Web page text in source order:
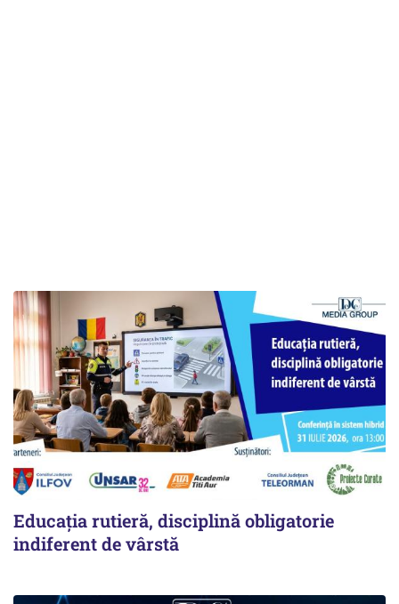
Educația rutieră, disciplină obligatorie
indiferent de vârstă